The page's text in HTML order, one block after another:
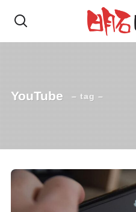
YouTube – tag –